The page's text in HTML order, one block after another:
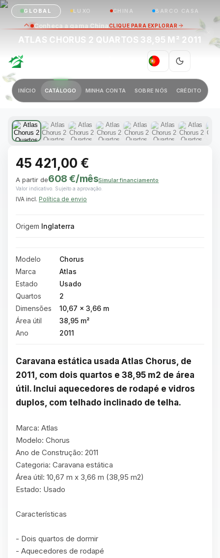
GLOBAL LUXO CHINA BARCO CASA
PT
INÍCIO CATÁLOGO MINHA CONTA SOBRE NÓS CRÉDITO
ATLAS CHORUS 2 QUARTOS 38,95 M² 2011
1 / 17
45 421,00 €
A partir de608 €/mêsSimular financiamento
Valor indicativo. Sujeito a aprovação.
IVA incl. Política de envio
Origem Inglaterra
Modelo
Chorus
Marca
Atlas
Estado
Usado
Quartos
2
Dimensões
10,67 × 3,66 m
Área útil
38,95 m²
Ano
2011
Caravana estática usada Atlas Chorus, de
2011, com dois quartos e 38,95 m2 de área
útil. Inclui aquecedores de rodapé e vidros
duplos, com telhado inclinado de telha.
Marca: Atlas
Modelo: Chorus
Ano de Construção: 2011
Categoria: Caravana estática
Área útil: 10,67 m x 3,66 m (38,95 m2)
Estado: Usado
Características
- Dois quartos de dormir
- Aquecedores de rodapé
Conheça a gama ChinaCLIQUE PARA EXPLORAR